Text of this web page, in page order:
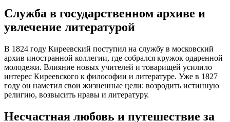
Служба в государственном архиве и
увлечение литературой
В 1824 году Киреевский поступил на службу в московский
архив иностранной коллегии, где собрался кружок одаренной
молодежи. Влияние новых учителей и товарищей усилило
интерес Киреевского к философии и литературе. Уже в 1827
году он наметил свои жизненные цели: возродить истинную
религию, возвысить нравы и литературу.
Несчастная любовь и путешествие за